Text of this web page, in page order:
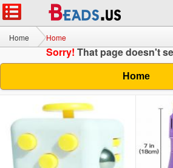
Home Home
Sorry!That page doesn't
Home